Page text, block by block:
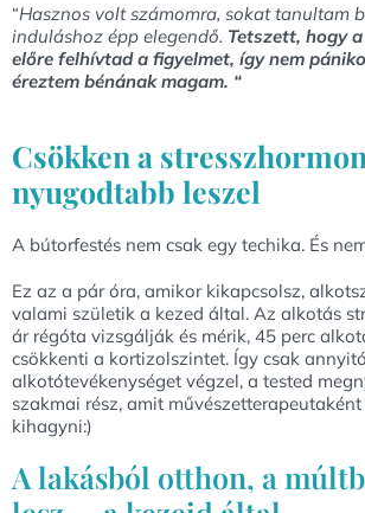
“Hasznos volt számomra, sokat tanultam
induláshoz épp elegendő. Tetszett, hogy
előre felhívtad a figyelmet, így nem
éreztem bénának magam. “
Csökken a
nyugodtabb leszel
A bútorfestés nem csak egy techika. És
Ez az a pár óra, amikor kikapcsolsz,
valami születik a kezed által. Az alkotás
ár régóta vizsgálják és mérik, 45 perc
csökkenti a kortizolszintet. Így csak
alkotótevékenységet végzel, a tested
szakmai rész, amit
kihagyni:)
A lakásból otthon, a